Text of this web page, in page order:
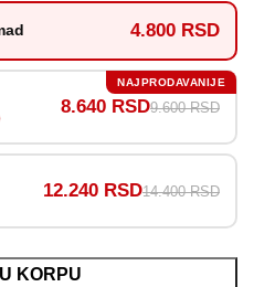
4.800 RSD
8.640 RSD9.600 RSD
NAJPRODAVANIJE
12.240 RSD14.400 RSD
KORPU